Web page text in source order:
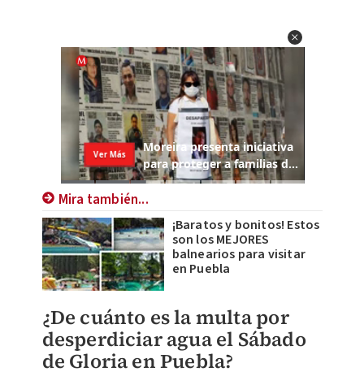
Mira también...
¡Baratos y bonitos! Estos
son los MEJORES
balnearios para visitar
en Puebla
¿De cuánto es la multa por
desperdiciar agua el Sábado
de Gloria en Puebla?